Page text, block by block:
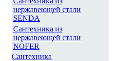
нержавеющей стали
SENDA
Сантехника из
нержавеющей стали
NOFER
Сантехника